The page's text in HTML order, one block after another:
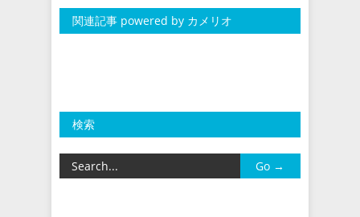
関連記事 powered by カメリオ
検索